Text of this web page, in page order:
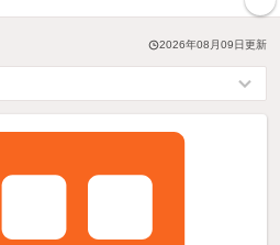
2026年08月09日更新